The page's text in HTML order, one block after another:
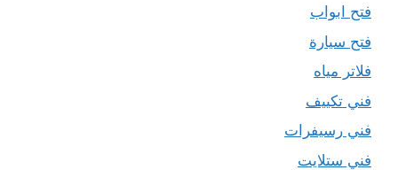
فتح ابواب
فتح سيارة
فلاتر مياه
فني تكييف
فني رسيفرات
فني ستلايت